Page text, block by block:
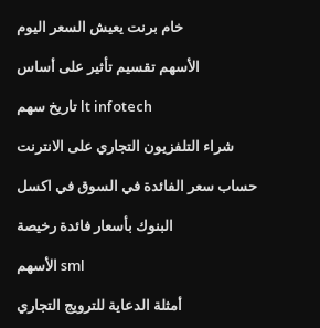
خام برنت يعيش السعر اليوم
الأسهم تقسيم تأثير على أساس
تاريخ سهم lt infotech
شراء التلفزيون التجاري على الانترنت
حساب سعر الفائدة في السوق في اكسل
البنوك بأسعار فائدة رخيصة
الأسهم sml
أمثلة الدعاية للترويج التجاري